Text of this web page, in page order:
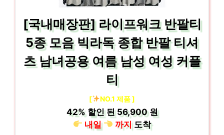
[국내매장판] 라이프워크 반팔티
5종 모음 빅라독 종합 반팔 티셔
츠 남녀공용 여름 남성 여성 커플
티
[ NO.1 제품 ]
42%할인 된56,900 원
내일
까지도착